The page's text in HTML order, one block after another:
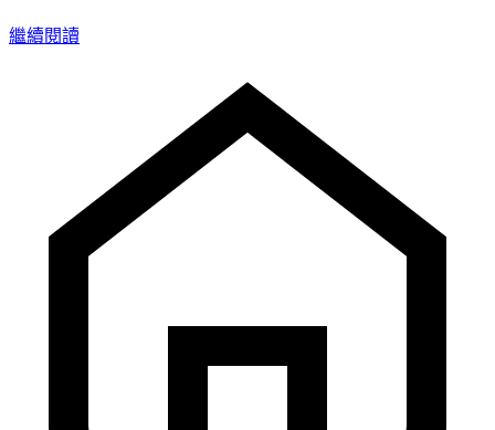
繼續閱讀